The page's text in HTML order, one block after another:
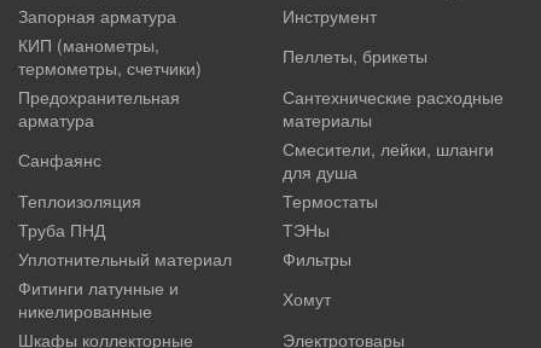
Запорная арматура
Инструмент
КИП (манометры,
термометры, счетчики)
Пеллеты, брикеты
Предохранительная
арматура
Сантехнические расходные
материалы
Санфаянс
Смесители, лейки, шланги
для душа
Теплоизоляция
Термостаты
Труба ПНД
ТЭНы
Уплотнительный материал
Фильтры
Фитинги латунные и
никелированные
Хомут
Шкафы коллекторные
Электротовары